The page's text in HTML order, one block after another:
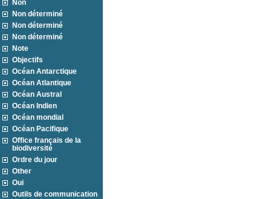
Non
Non déterminé
Non déterminé
Non déterminé
Note
Objectifs
Océan Antarctique
Océan Atlantique
Océan Austral
Océan Indien
Océan mondial
Océan Pacifique
Office français de la
biodiversité
Ordre du jour
Other
Oui
Outils de communication